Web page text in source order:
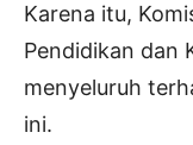
Karena itu,
Pendidikan dan
menyeluruh
ini.